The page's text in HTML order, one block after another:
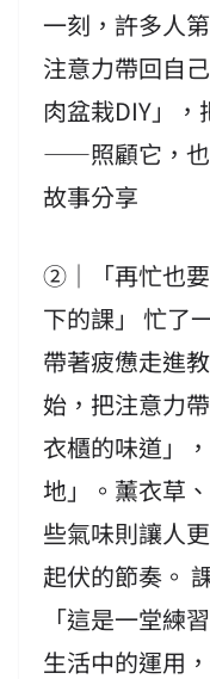
一刻，許多人
注意力帶回自
肉盆栽DIY」
——照顧它，也
故事分享
②｜「再忙也
下的課」 忙了
帶著疲憊走進
始，把注意力
衣櫃的味道」
地」。薰衣草
些氣味則讓人
起伏的節奏。
「這是一堂練
生活中的運用